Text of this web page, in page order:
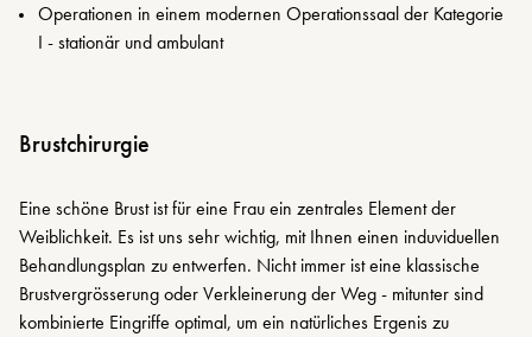
Operationen in einem modernen Operationssaal der Kategorie
I - stationär und ambulant
Brustchirurgie
Eine schöne Brust ist für eine Frau ein zentrales Element der
Weiblichkeit. Es ist uns sehr wichtig, mit Ihnen einen induviduellen
Behandlungsplan zu entwerfen. Nicht immer ist eine klassische
Brustvergrösserung oder Verkleinerung der Weg - mitunter sind
kombinierte Eingriffe optimal, um ein natürliches Ergenis zu